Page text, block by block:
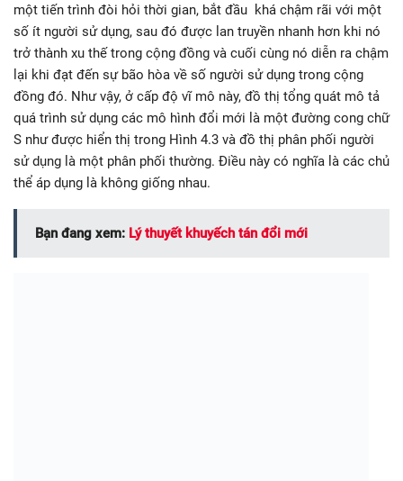
một tiến trình đòi hỏi thời gian, bắt đầu khá chậm rãi với một
số ít người sử dụng, sau đó được lan truyền nhanh hơn khi nó
trở thành xu thế trong cộng đồng và cuối cùng nó diễn ra chậm
lại khi đạt đến sự bão hòa về số người sử dụng trong cộng
đồng đó. Như vậy, ở cấp độ vĩ mô này, đồ thị tổng quát mô tả
quá trình sử dụng các mô hình đổi mới là một đường cong chữ
S như được hiển thị trong Hình 4.3 và đồ thị phân phối người
sử dụng là một phân phối thường. Điều này có nghĩa là các chủ
thể áp dụng là không giống nhau.
Bạn đang xem: Lý thuyết khuyếch tán đổi mới